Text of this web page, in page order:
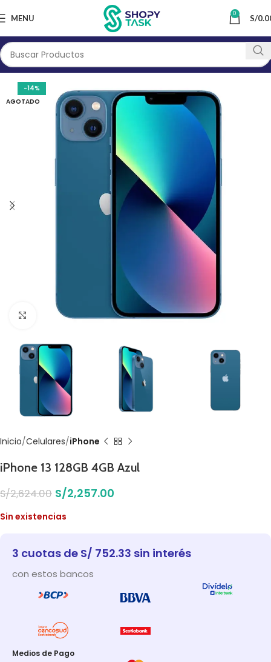
MENU 0 S/
-14%
AGOTADO
Click to enlarge
Inicio Celulares iPhone
iPhone 13 128GB 4GB Azul
S/2,624.00 S/2,257.00
Sin existencias
3 cuotas de S/ 752.33 sin interés
con estos bancos
Medios de Pago